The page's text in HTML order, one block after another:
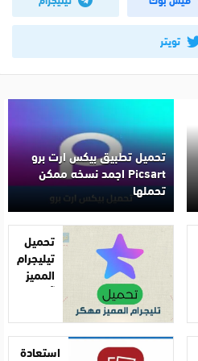
تويتر
تحميل تطبيق بيكس ارت برو
Picsart اجمد نسخه ممكن
تحملها
تحميل
تيليجرام
المميز
آخر
2025
استعادة